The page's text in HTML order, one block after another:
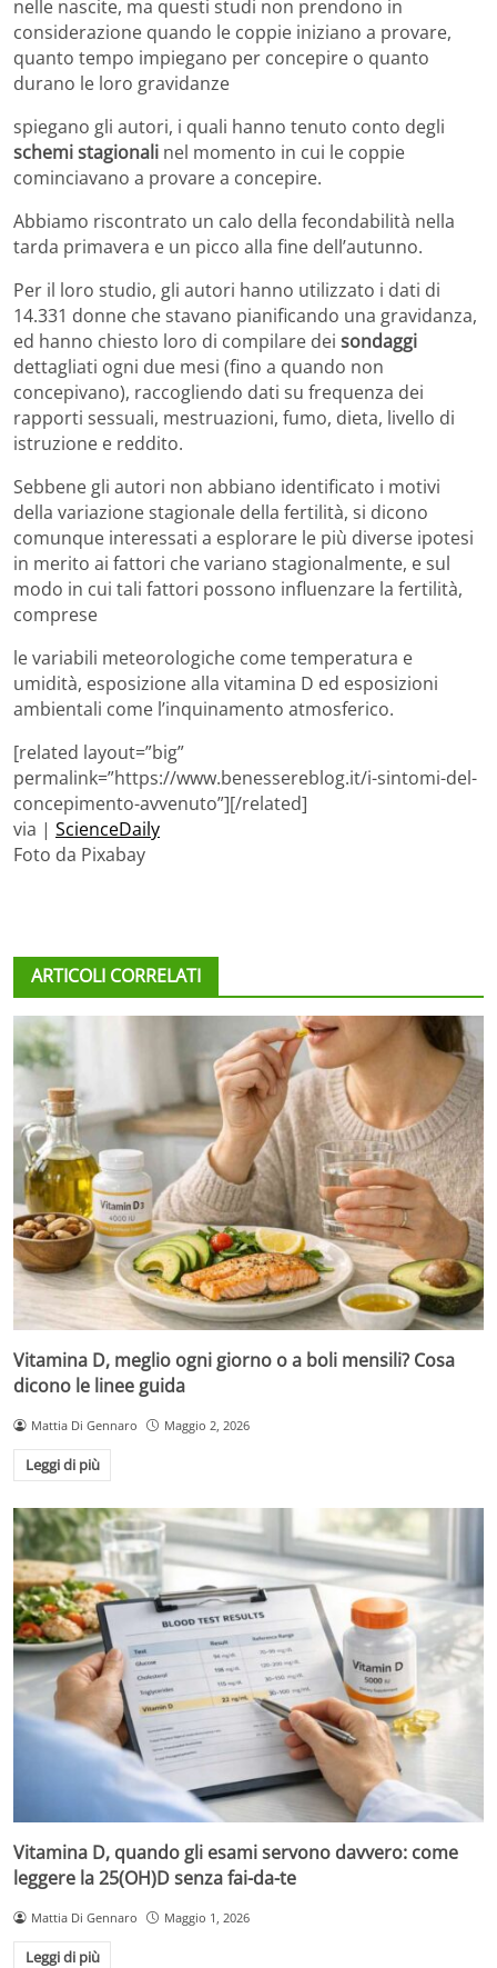
nelle nascite, ma questi studi non prendono in
considerazione quando le coppie iniziano a provare,
quanto tempo impiegano per concepire o quanto
durano le loro gravidanze
spiegano gli autori, i quali hanno tenuto conto degli
schemi stagionali nel momento in cui le coppie
cominciavano a provare a concepire.
Abbiamo riscontrato un calo della fecondabilità nella
tarda primavera e un picco alla fine dell’autunno.
Per il loro studio, gli autori hanno utilizzato i dati di
14.331 donne che stavano pianificando una gravidanza,
ed hanno chiesto loro di compilare dei sondaggi
dettagliati ogni due mesi (fino a quando non
concepivano), raccogliendo dati su frequenza dei
rapporti sessuali, mestruazioni, fumo, dieta, livello di
istruzione e reddito.
Sebbene gli autori non abbiano identificato i motivi
della variazione stagionale della fertilità, si dicono
comunque interessati a esplorare le più diverse ipotesi
in merito ai fattori che variano stagionalmente, e sul
modo in cui tali fattori possono influenzare la fertilità,
comprese
le variabili meteorologiche come temperatura e
umidità, esposizione alla vitamina D ed esposizioni
ambientali come l’inquinamento atmosferico.
[related layout=”big”
permalink=”https://www.benessereblog.it/i-sintomi-del-
concepimento-avvenuto”][/related]
via | ScienceDaily
Foto da Pixabay
ARTICOLI CORRELATI
Vitamina D, meglio ogni giorno o a boli mensili? Cosa
dicono le linee guida
Mattia Di Gennaro Maggio 2, 2026
Leggi di più
Vitamina D, quando gli esami servono davvero: come
leggere la 25(OH)D senza fai-da-te
Mattia Di Gennaro Maggio 1, 2026
Leggi di più